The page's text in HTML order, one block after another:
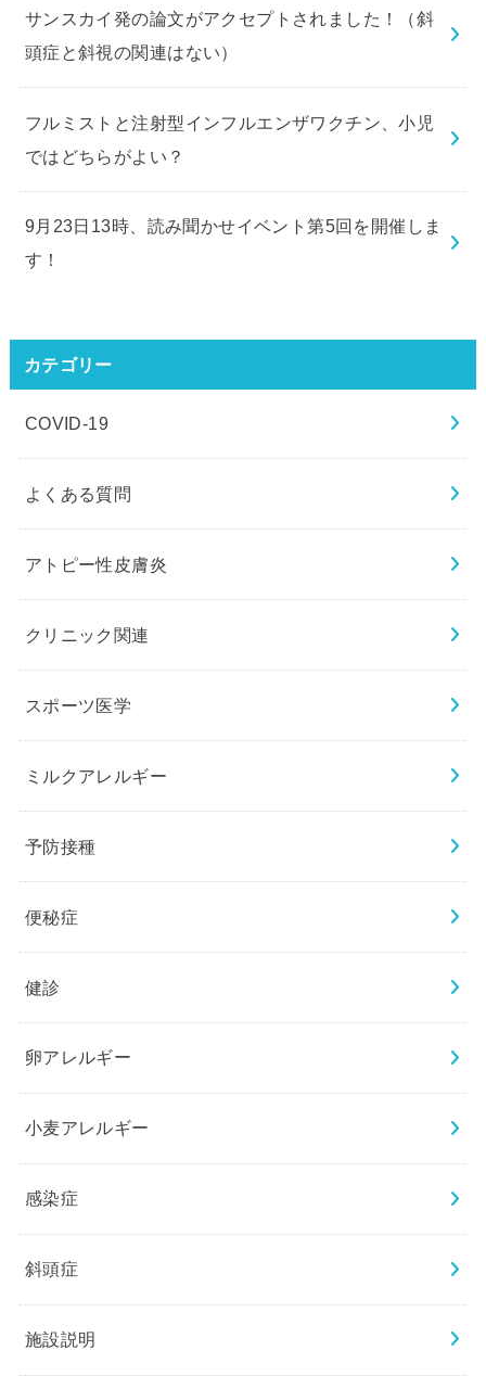
サンスカイ発の論文がアクセプトされました！（斜
頭症と斜視の関連はない）
フルミストと注射型インフルエンザワクチン、小児
ではどちらがよい？
9月23日13時、読み聞かせイベント第5回を開催しま
す！
カテゴリー
COVID-19
よくある質問
アトピー性皮膚炎
クリニック関連
スポーツ医学
ミルクアレルギー
予防接種
便秘症
健診
卵アレルギー
小麦アレルギー
感染症
斜頭症
施設説明